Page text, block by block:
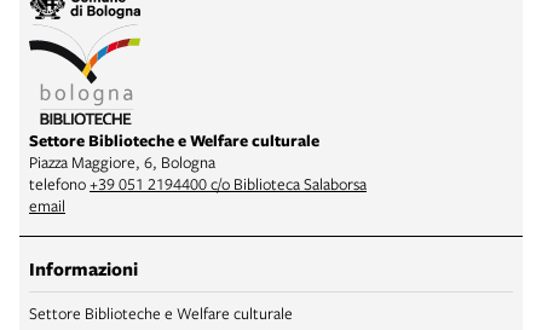
Settore Biblioteche e Welfare culturale
Piazza Maggiore, 6, Bologna
telefono+39 051 2194400 c/o Biblioteca Salaborsa
email
Informazioni
Settore Biblioteche e Welfare culturale